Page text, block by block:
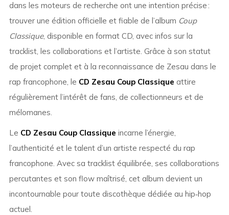
dans les moteurs de recherche ont une intention précise :
trouver une édition officielle et fiable de l’album Coup
Classique, disponible en format CD, avec infos sur la
tracklist, les collaborations et l’artiste. Grâce à son statut
de projet complet et à la reconnaissance de Zesau dans le
rap francophone, le CD Zesau Coup Classique attire
régulièrement l’intérêt de fans, de collectionneurs et de
mélomanes.
Le CD Zesau Coup Classique incarne l’énergie,
l’authenticité et le talent d’un artiste respecté du rap
francophone. Avec sa tracklist équilibrée, ses collaborations
percutantes et son flow maîtrisé, cet album devient un
incontournable pour toute discothèque dédiée au hip‑hop
actuel.